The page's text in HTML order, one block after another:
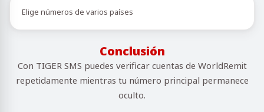
Elige números de varios países
Conclusión
Con TIGER SMS puedes verificar cuentas de WorldRemit
repetidamente mientras tu número principal permanece
oculto.